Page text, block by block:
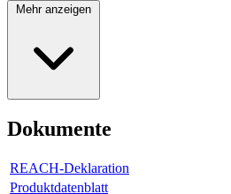
Mehr anzeigen
Dokumente
REACH-Deklaration
Produktdatenblatt